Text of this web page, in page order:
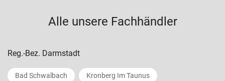
Alle unsere Fachhändler
Reg.-Bez. Darmstadt
Bad Schwalbach Kronberg Im Taunus